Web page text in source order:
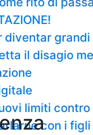
diventar grandi
il disagio
limiti
con i figli